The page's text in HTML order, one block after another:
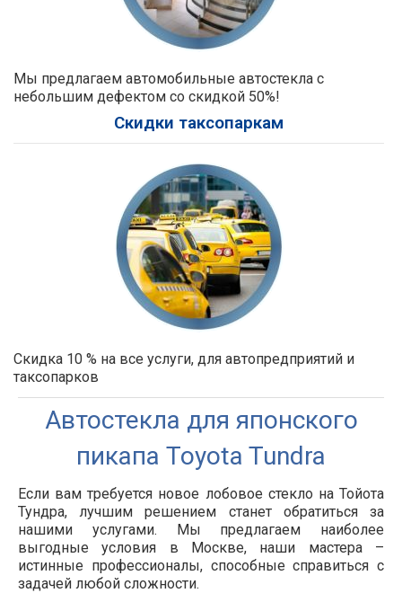
Мы предлагаем автомобильные автостекла с
небольшим дефектом со скидкой 50%!
Скидки таксопаркам
Скидка 10 % на все услуги, для автопредприятий и
таксопарков
Автостекла для японского
пикапа Toyota Tundra
Если вам требуется новое лобовое стекло на Тойота
Тундра, лучшим решением станет обратиться за
нашими услугами. Мы предлагаем наиболее
выгодные условия в Москве, наши мастера –
истинные профессионалы, способные справиться с
задачей любой сложности.